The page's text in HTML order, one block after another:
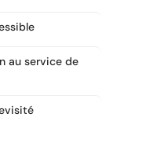
au service de